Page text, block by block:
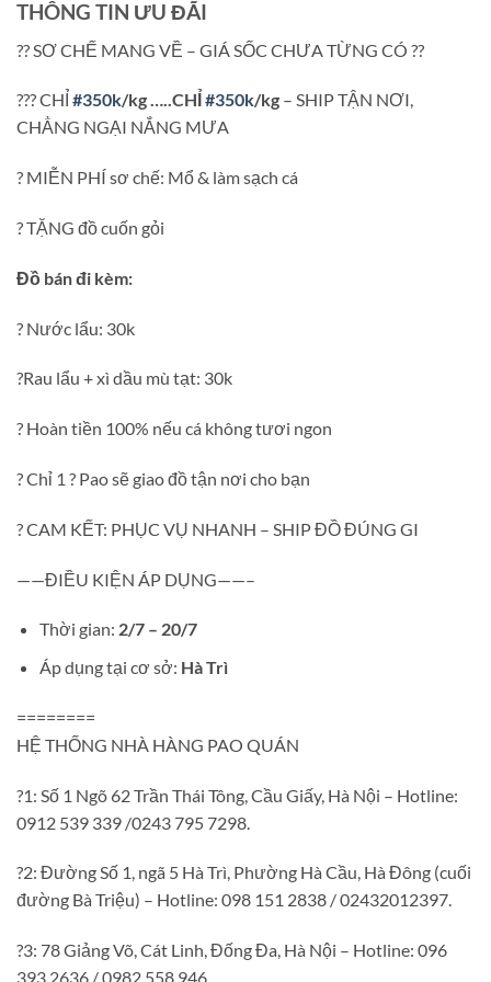
THÔNG TIN ƯU ĐÃI
?? SƠ CHẾ MANG VỀ – GIÁ SỐC CHƯA TỪNG CÓ ??
???CHỈ #350k/kg …..CHỈ#350k/kg – SHIP TẬN NƠI,
CHẲNG NGẠI NẮNG MƯA
? MIỄN PHÍ sơ chế: Mổ & làm sạch cá
?TẶNG đồ cuốn gỏi
Đồ bán đi kèm:
? Nước lẩu: 30k
?Rau lẩu + xì dầu mù tạt: 30k
? Hoàn tiền 100% nếu cá không tươi ngon
?Chỉ 1 ? Pao sẽ giao đồ tận nơi cho bạn
?CAM KẾT: PHỤC VỤ NHANH – SHIP ĐỒ ĐÚNG GI
——ĐIỀU KIỆN ÁP DỤNG——–
Thời gian: 2/7 – 20/7
Áp dụng tại cơ sở: Hà Trì
========
HỆ THỐNG NHÀ HÀNG PAO QUÁN
?1: Số 1 Ngõ 62 Trần Thái Tông, Cầu Giấy, Hà Nội – Hotline:
0912 539 339 /0243 795 7298.
?2: Đường Số 1, ngã 5 Hà Trì, Phường Hà Cầu, Hà Đông (cuối
đường Bà Triệu) – Hotline: 098 151 2838 / 02432012397.
?3: 78 Giảng Võ, Cát Linh, Đống Đa, Hà Nội – Hotline: 096
393 2636 / 0982 558 946.